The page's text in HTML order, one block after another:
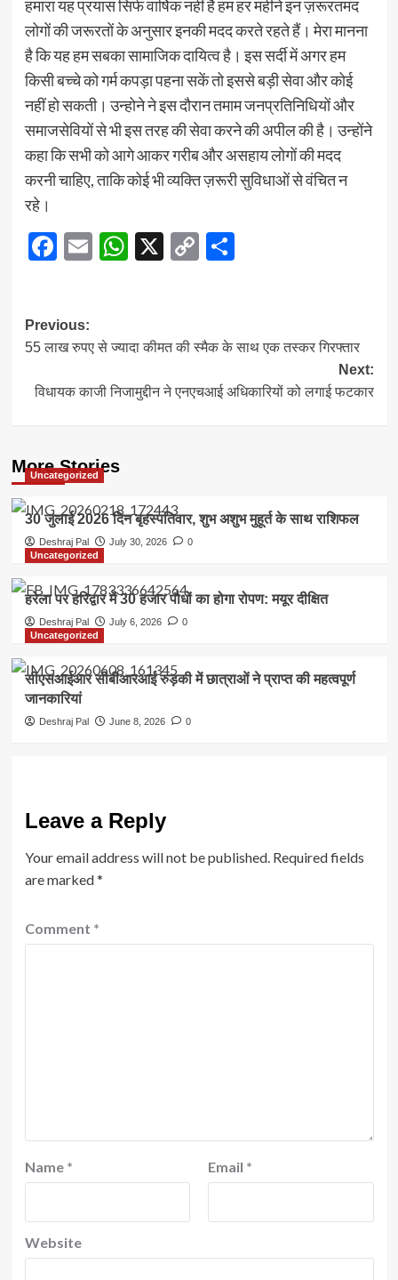
हमारा यह प्रयास सिर्फ वार्षिक नहीं है हम हर महीने इन ज़रूरतमंद
लोगों की जरूरतों के अनुसार इनकी मदद करते रहते हैं। मेरा मानना
है कि यह हम सबका सामाजिक दायित्व है। इस सर्दी में अगर हम
किसी बच्चे को गर्म कपड़ा पहना सकें तो इससे बड़ी सेवा और कोई
नहीं हो सकती। ​उन्होने ने इस दौरान तमाम जनप्रतिनिधियों और
समाजसेवियों से भी इस तरह की सेवा करने की अपील की है। उन्होंने
कहा कि सभी को आगे आकर गरीब और असहाय लोगों की मदद
करनी चाहिए, ताकि कोई भी व्यक्ति ज़रूरी सुविधाओं से वंचित न
रहे।
Facebook
EmailWhatsApp
X CopyShare
Post
navigation
Previous:
55 लाख रुपए से ज्यादा कीमत की स्मैक के साथ एक तस्कर गिरफ्तार
Next:
विधायक काजी निजामुद्दीन ने एनएचआई अधिकारियों को लगाई फटकार
More Stories
Uncategorized
30 जुलाई 2026 दिन बृहस्पतिवार, शुभ अशुभ मुहूर्त के साथ राशिफल
Deshraj Pal July 30, 2026
0
Uncategorized
हरेला पर हरिद्वार में 30 हजार पौधों का होगा रोपण: मयूर दीक्षित
Deshraj Pal July 6, 2026
0
Uncategorized
सीएसआईआर सीबीआरआई रुड़की में छात्राओं ने प्राप्त की महत्वपूर्ण
जानकारियां
Deshraj Pal June 8, 2026 0
Leave a Reply
Your email address will not be published. Required fields
are marked*
Comment *
Name * Email *
Website